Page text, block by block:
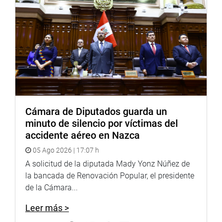
Karina Beteta reclamó que no haya colaboración de las
empresas jurídicas investigadas y señaló que el proyecto
de ley que ella ha propuesto es para llenar los vacíos
legales del DU 003 porque es inefectivo.
La defensa de la norma estuvo a cargo del congresista
oficialista Gino Costa, quien dijo que el DU 003 sí
ayudaba a poner un alto al abuso de las empresas, que
se trata de una respuesta a un caso inédito de corrupción
(de las empresas constructoras) y que no es una
estrategia equivocada por parte del gobierno para
proteger los ingresos del Estado. Si no hay otra medida
para qué deshacerse del decreto de urgencia, expresó.
Por último, el economista Mendoza Pérez informó a la
presidencia de la comisión que alcanzará el estudio que
comentarios del congresista Gino Costa, expresó que es
Cámara de Diputados guarda un
minuto de silencio por víctimas del
accidente aéreo en Nazca
05 Ago 2026 | 17:07 h
A solicitud de la diputada Mady Yonz Núñez de
la bancada de Renovación Popular, el presidente
de la Cámara...
Leer más >